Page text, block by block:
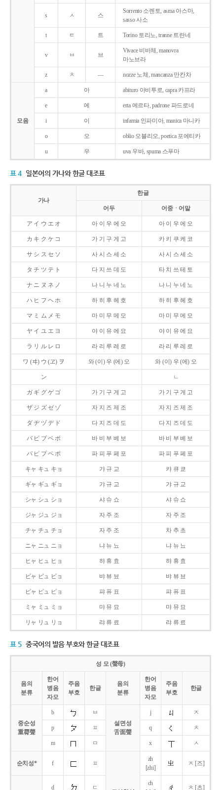
s ㅅ 스
Sorrento 소렌토, asma 아스마,
sasso 사소
t ㅌ 트 Torino 토리노, tranne 트란네
v ㅂ 브
Vivace 비바체, manovra
마노브라
z ㅊ ― nozze 노체, mancanza 만칸차
모음
a 아 abituro 아비투로, capra 카프라
e 에 erta 에르타, padrone 파드로네
i 이 infamia 인파미아, manica 마니카
o 오 oblio 오블리오, poetica 포에티카
u 우 uva 우바, spuma 스푸마
표 4 일본어의 가나와 한글 대조표
가나
한글
어두 어중ㆍ어말
ア イ ウ エ オ 아 이 우 에 오 아 이 우 에 오
カ キ ク ケ コ 가 기 구 게 고 카 키 쿠 케 코
サ シ ス セ ソ 사 시 스 세 소 사 시 스 세 소
タ チ ツ テ ト 다 지 쓰 데 도 타 치 쓰 테 토
ナ ニ ヌ ネ ノ 나 니 누 네 노 나 니 누 네 노
ハ ヒ フ ヘ ホ 하 히 후 헤 호 하 히 후 헤 호
マ ミ ム メ モ 마 미 무 메 모 마 미 무 메 모
ヤ イ ユ エ ヨ 야 이 유 에 요 야 이 유 에 요
ラ リ ル レ ロ 라 리 루 레 로 라 리 루 레 로
ワ (ヰ) ウ (ヱ) ヲ 와 (이) 우 (에) 오 와 (이) 우 (에) 오
ン ㄴ
ガ ギ グ ゲ ゴ 가 기 구 게 고 가 기 구 게 고
ザ ジ ズ ゼ ゾ 자 지 즈 제 조 자 지 즈 제 조
ダ ヂ ヅ デ ド 다 지 즈 데 도 다 지 즈 데 도
バ ビ ブ ベ ボ 바 비 부 베 보 바 비 부 베 보
パ ピ プ ペ ポ 파 피 푸 페 포 파 피 푸 페 포
キャ キュ キョ 갸 규 교 캬 큐 쿄
ギャ ギュ ギョ 갸 규 교 갸 규 교
シャ シュ ショ 샤 슈 쇼 샤 슈 쇼
ジャ ジュ ジョ 자 주 조 자 주 조
チャ チュ チョ 자 주 조 차 추 초
ニャ ニュ ニョ 냐 뉴 뇨 냐 뉴 뇨
ヒャ ヒュ ヒョ 햐 휴 효 햐 휴 효
ビャ ビュ ビョ 뱌 뷰 뵤 뱌 뷰 뵤
ピャ ピュ ピョ 퍄 퓨 표 퍄 퓨 표
ミャ ミュ ミョ 먀 뮤 묘 먀 뮤 묘
リャ リュ リョ 랴 류 료 랴 류 료
표 5 중국어의 발음 부호와 한글 대조표
성 모 (聲母)
음의
분류
한어
병음
자모
주음
부호
한글
음의
분류
한어
병음
자모
주음
부호
한글
중순성
重脣聲
b
ㅂ
설면성
舌面聲
j ㅈ
p ㅍ q ㅊ
m ㅁ x ㅅ
순치성* f ㅍ
zh
[zhi]
ㅈ [즈]
d ㄷ
ch
ㅊ [츠]